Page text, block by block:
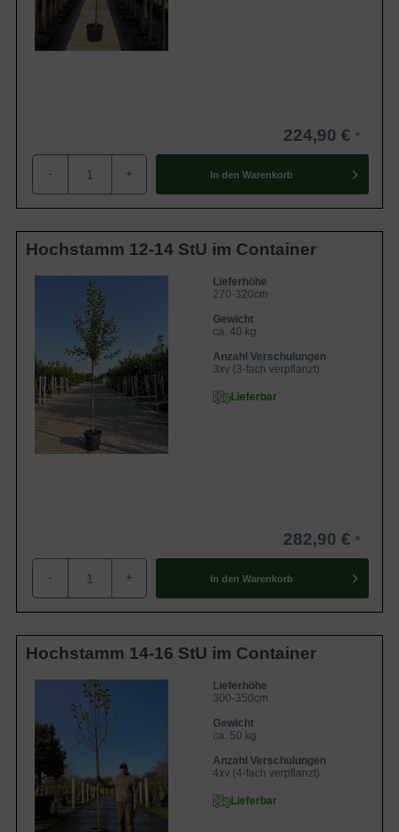
224,90 €
- + In den Warenkorb
Hochstamm 12-14 StU im Container
Lieferhöhe
270-320cm
Gewicht
ca. 40 kg
Anzahl Verschulungen
3xv (3-fach verpflanzt)
Lieferbar
282,90 €
- + In den Warenkorb
Hochstamm 14-16 StU im Container
Lieferhöhe
300-350cm
Gewicht
ca. 50 kg
Anzahl Verschulungen
4xv (4-fach verpflanzt)
Lieferbar